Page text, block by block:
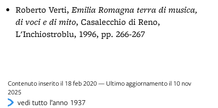
Roberto Verti, Emilia Romagna terra di musica,
di voci e di mito, Casalecchio di Reno,
L'Inchiostroblu, 1996, pp. 266-267
Contenuto inserito il 18 feb 2020 — Ultimo aggiornamento il 10 nov
2025
vedi tutto l’anno 1937